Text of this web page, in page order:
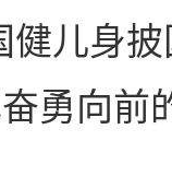
健儿身
勇向前